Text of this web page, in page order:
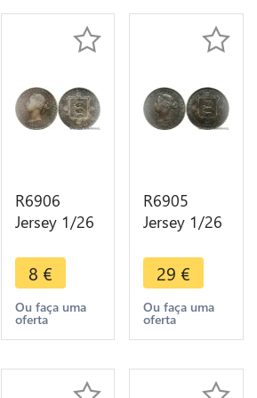
R6906
Jersey 1/26
Victoria
1871 ->
Make offer
8 €
Ou faça uma
oferta
R6905
Jersey 1/26
Victoria
1871 ->
Make offer
29 €
Ou faça uma
oferta